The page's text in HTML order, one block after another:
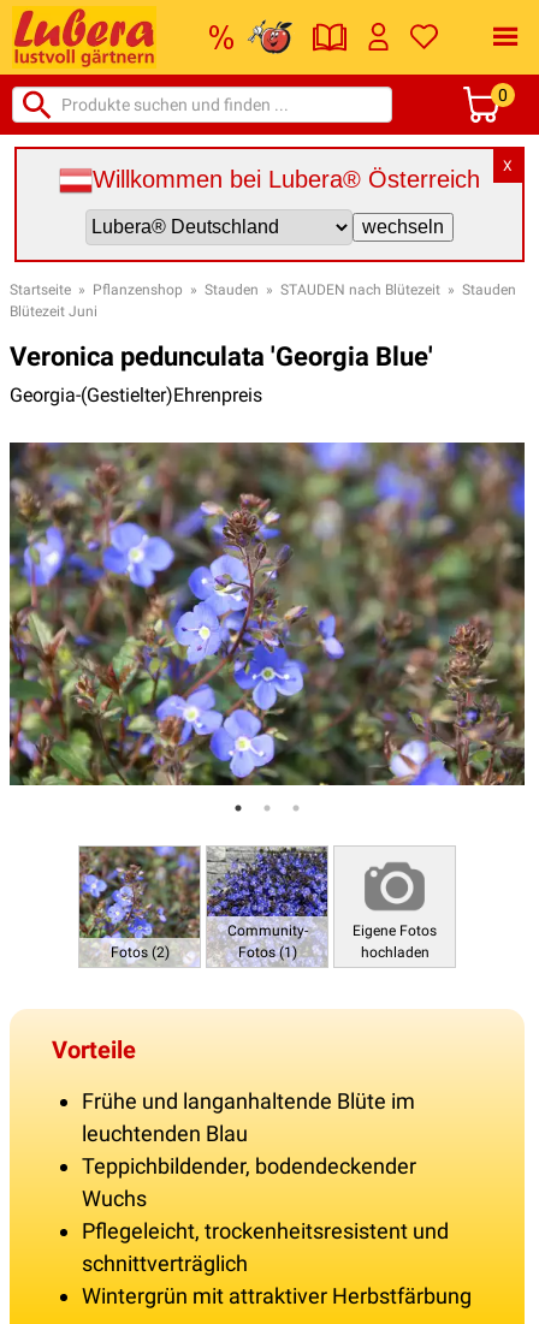
0
X
Willkommen bei Lubera® Österreich
Startseite » Pflanzenshop » Stauden » STAUDEN nach Blütezeit » Stauden
Blütezeit Juni
Veronica pedunculata 'Georgia Blue'
Georgia-(Gestielter)Ehrenpreis
Fotos (2)
Community-
Fotos (1)
Eigene Fotos
hochladen
Vorteile
Frühe und langanhaltende Blüte im
leuchtenden Blau
Teppichbildender, bodendeckender
Wuchs
Pflegeleicht, trockenheitsresistent und
schnittverträglich
Wintergrün mit attraktiver Herbstfärbung